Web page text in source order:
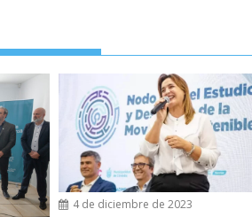
4 de diciembre de 2023